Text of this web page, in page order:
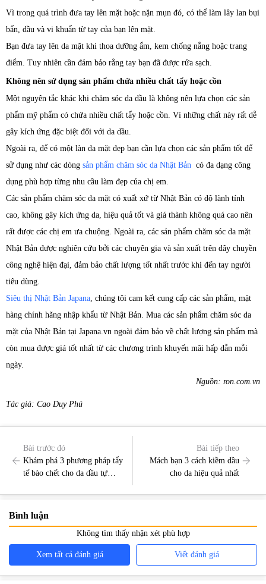
Vì trong quá trình đưa tay lên mặt hoặc nặn mụn đó, có thể làm lây lan bụi
bẩn, dầu và vi khuẩn từ tay của bạn lên mặt.
Bạn đưa tay lên da mặt khi thoa dưỡng ẩm, kem chống nắng hoặc trang
điểm. Tuy nhiên cần đảm bảo rằng tay bạn đã được rửa sạch.
Không nên sử dụng sản phẩm chứa nhiều chất tẩy hoặc cồn
Một nguyên tắc khác khi chăm sóc da dầu là không nên lựa chọn các sản
phẩm mỹ phẩm có chứa nhiều chất tẩy hoặc cồn. Vì những chất này rất dễ
gây kích ứng đặc biệt đối với da dầu.
Ngoài ra, để có một làn da mặt đẹp bạn cần lựa chọn các sản phẩm tốt để
sử dụng như các dòng sản phẩm chăm sóc da Nhật Bản có đa dạng công
dụng phù hợp từng nhu cầu làm đẹp của chị em.
Các sản phẩm chăm sóc da mặt có xuất xứ từ Nhật Bản có độ lành tính
cao, không gây kích ứng da, hiệu quả tốt và giá thành không quá cao nên
rất được các chị em ưa chuộng. Ngoài ra, các sản phẩm chăm sóc da mặt
Nhật Bản được nghiên cứu bởi các chuyên gia và sản xuất trên dây chuyền
công nghệ hiện đại, đảm bảo chất lượng tốt nhất trước khi đến tay người
tiêu dùng.
Siêu thị Nhật Bản Japana , chúng tôi cam kết cung cấp các sản phẩm, mặt
hàng chính hãng nhập khẩu từ Nhật Bản. Mua các sản phẩm chăm sóc da
mặt của Nhật Bản tại Japana.vn ngoài đảm bảo về chất lượng sản phẩm mà
còn mua được giá tốt nhất từ các chương trình khuyến mãi hấp dẫn mỗi
ngày.
Nguồn: ron.com.vn
Tác giả: Cao Duy Phú
Bài trước đó
Khám phá 3 phương pháp tẩy
tế bào chết cho da dầu tự
Bài tiếp theo
Mách bạn 3 cách kiềm dầu
cho da hiệu quả nhất
Bình luận
Không tìm thấy nhận xét phù hợp
Xem tất cả đánh giá Viết đánh giá